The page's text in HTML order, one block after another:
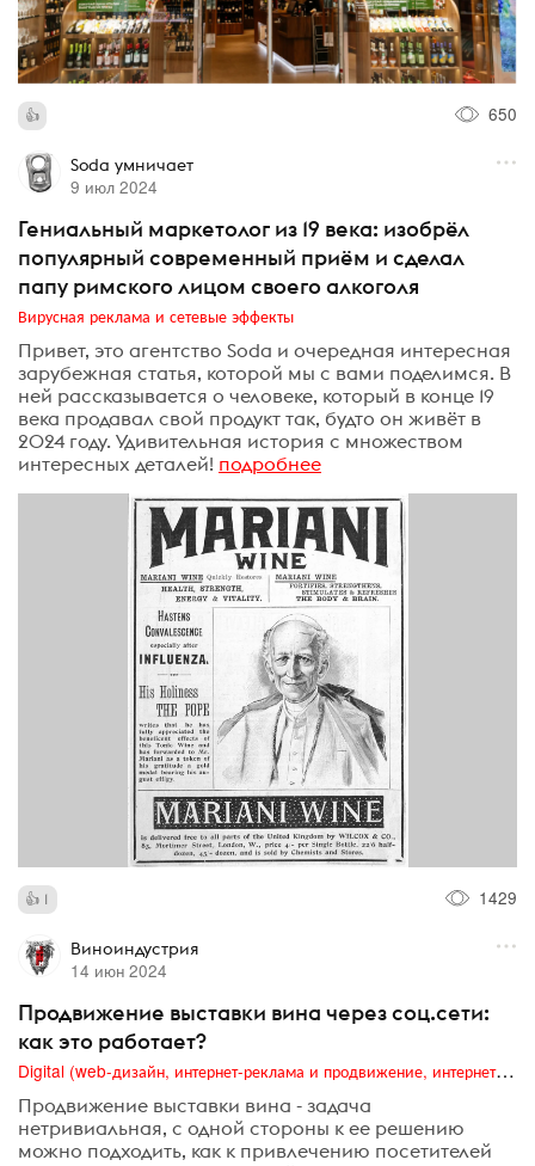
650
Soda умничает
9 июл 2024
Гениальный маркетолог из 19 века: изобрёл
популярный современный приём и сделал
папу римского лицом своего алкоголя
Вирусная реклама и сетевые эффекты
Привет, это агентство Soda и очередная интересная
зарубежная статья, которой мы с вами поделимся. В
ней рассказывается о человеке, который в конце 19
века продавал свой продукт так, будто он живёт в
2024 году. Удивительная история с множеством
интересных деталей! подробнее
1 1429
Виноиндустрия
14 июн 2024
Продвижение выставки вина через соц.сети:
как это работает?
Digital (web-дизайн, интернет-реклама и продвижение, интернет-сообщества и блоги, интернет-коммуникации, мобильный маркетинг, реклама на цифровых экранах)
Продвижение выставки вина - задача
нетривиальная, с одной стороны к ее решению
можно подходить, как к привлечению посетителей